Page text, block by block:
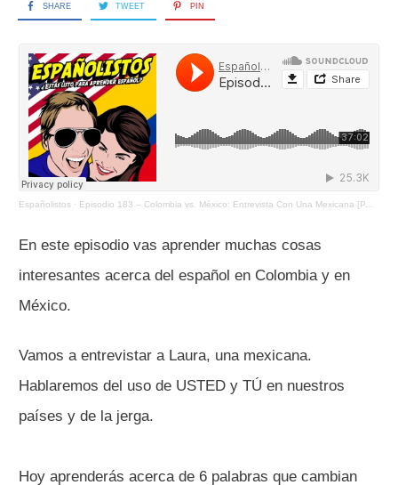
SHARE TWEET PIN
Españolistos · Episodio 183 – Colombia vs. México: Entrevista Con Una Mexicana [PARTE 1]
En este episodio vas aprender muchas cosas
interesantes acerca del español en Colombia y en
México.
Vamos a entrevistar a Laura, una mexicana.
Hablaremos del uso de USTED y TÚ en nuestros
países y de la jerga.
Hoy aprenderás acerca de 6 palabras que cambian